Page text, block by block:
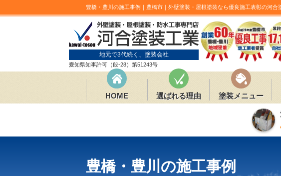
豊橋・豊川の施工事例｜豊橋市｜外壁塗装・屋根塗装なら優良施工表彰の河合
地元で3代続く、塗装会社
愛知県知事許可（般-28）第51243号
HOME 選ばれる理由 塗装メニュー
豊橋・豊川の施工事例